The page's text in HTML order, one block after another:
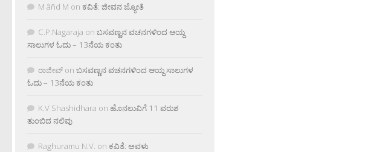
M âñd M on ಕವಿತೆ: ಜೀವನ ಜ್ಯೋತಿ
C.P.Nagaraja on ಬಸವಣ್ಣನ ವಚನಗಳಿಂದ ಆಯ್ದ
ಸಾಲುಗಳ ಓದು – 13ನೆಯ ಕಂತು
ರಾಜೀವ್ on ಬಸವಣ್ಣನ ವಚನಗಳಿಂದ ಆಯ್ದ ಸಾಲುಗಳ
ಓದು – 13ನೆಯ ಕಂತು
K.V Shashidhara on ಹೊನಲುವಿಗೆ 11 ವರುಶ
ತುಂಬಿದ ನಲಿವು
Raghuramu N.V. on ಕವಿತೆ: ಅವಳು